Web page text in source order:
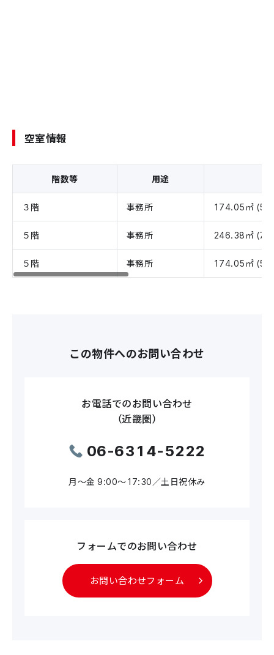
空室情報
階数等 用途
３階 事務所 174.05㎡
５階 事務所 246.38㎡
５階 事務所 174.05㎡
この物件へのお問い合わせ
お電話でのお問い合わせ
（近畿圏）
06-6314-5222
月～金 9:00～17:30／土日祝休み
フォームでのお問い合わせ
お問い合わせフォーム